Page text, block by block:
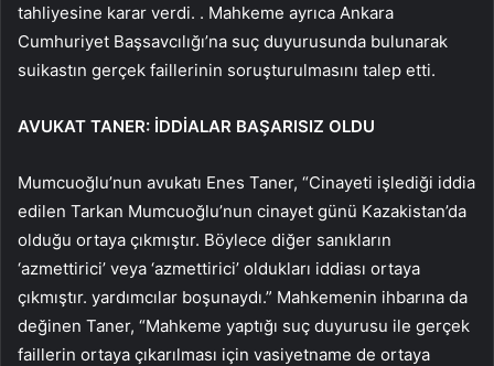
tahliyesine karar verdi. . Mahkeme ayrıca Ankara
Cumhuriyet Başsavcılığı’na suç duyurusunda bulunarak
suikastın gerçek faillerinin soruşturulmasını talep etti.
AVUKAT TANER: İDDİALAR BAŞARISIZ OLDU
Mumcuoğlu’nun avukatı Enes Taner, “Cinayeti işlediği iddia
edilen Tarkan Mumcuoğlu’nun cinayet günü Kazakistan’da
olduğu ortaya çıkmıştır. Böylece diğer sanıkların
‘azmettirici’ veya ‘azmettirici’ oldukları iddiası ortaya
çıkmıştır. yardımcılar boşunaydı.” Mahkemenin ihbarına da
değinen Taner, “Mahkeme yaptığı suç duyurusu ile gerçek
faillerin ortaya çıkarılması için vasiyetname de ortaya